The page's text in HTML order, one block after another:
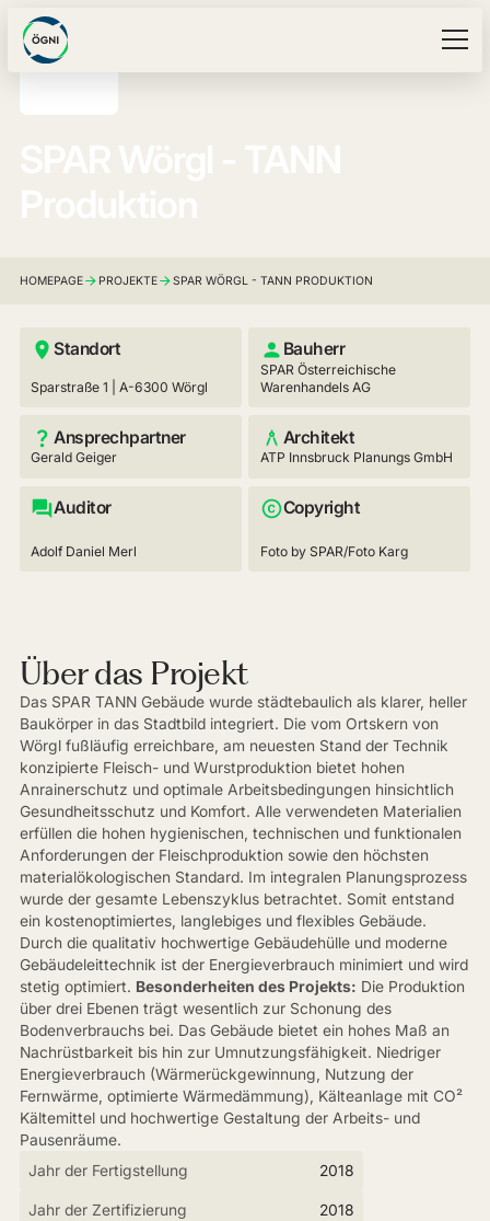
HOMEPAGE PROJEKTE SPAR WÖRGL - TANN PRODUKTION
Standort
Sparstraße 1 | A-6300 Wörgl
Bauherr
SPAR Österreichische
Warenhandels AG
Ansprechpartner
Gerald Geiger
Architekt
ATP Innsbruck Planungs GmbH
Auditor
Adolf Daniel Merl
Copyright
Foto by SPAR/Foto Karg
Über das Projekt
Das SPAR TANN Gebäude wurde städtebaulich als klarer, heller
Baukörper in das Stadtbild integriert. Die vom Ortskern von
Wörgl fußläufig erreichbare, am neuesten Stand der Technik
konzipierte Fleisch- und Wurstproduktion bietet hohen
Anrainerschutz und optimale Arbeitsbedingungen hinsichtlich
Gesundheitsschutz und Komfort. Alle verwendeten Materialien
erfüllen die hohen hygienischen, technischen und funktionalen
Anforderungen der Fleischproduktion sowie den höchsten
materialökologischen Standard. Im integralen Planungsprozess
wurde der gesamte Lebenszyklus betrachtet. Somit entstand
ein kostenoptimiertes, langlebiges und flexibles Gebäude.
Durch die qualitativ hochwertige Gebäudehülle und moderne
Gebäudeleittechnik ist der Energieverbrauch minimiert und wird
stetig optimiert. Besonderheiten des Projekts: Die Produktion
über drei Ebenen trägt wesentlich zur Schonung des
Bodenverbrauchs bei. Das Gebäude bietet ein hohes Maß an
Nachrüstbarkeit bis hin zur Umnutzungsfähigkeit. Niedriger
Energieverbrauch (Wärmerückgewinnung, Nutzung der
Fernwärme, optimierte Wärmedämmung), Kälteanlage mit CO²
Kältemittel und hochwertige Gestaltung der Arbeits- und
Pausenräume.
Jahr der Fertigstellung
2018
Jahr der Zertifizierung 2018